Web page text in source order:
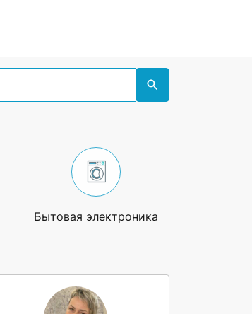
Бытовая электроника